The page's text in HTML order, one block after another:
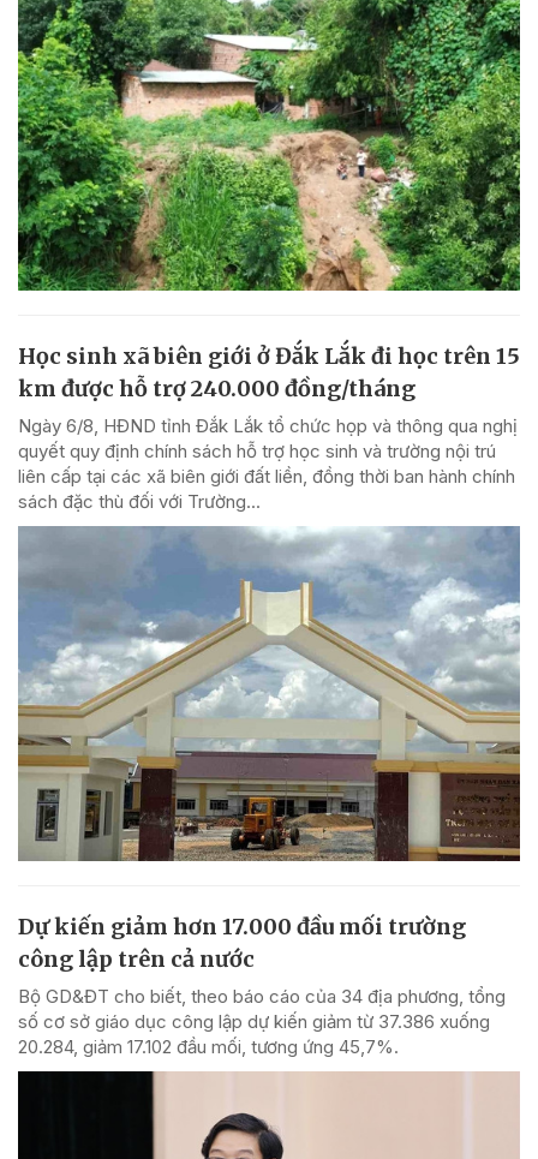
Học sinh xã biên giới ở Đắk Lắk đi học trên 15
km được hỗ trợ 240.000 đồng/tháng
Ngày 6/8, HĐND tỉnh Đắk Lắk tổ chức họp và thông qua nghị
quyết quy định chính sách hỗ trợ học sinh và trường nội trú
liên cấp tại các xã biên giới đất liền, đồng thời ban hành chính
sách đặc thù đối với Trường...
Dự kiến giảm hơn 17.000 đầu mối trường
công lập trên cả nước
Bộ GD&ĐT cho biết, theo báo cáo của 34 địa phương, tổng
số cơ sở giáo dục công lập dự kiến giảm từ 37.386 xuống
20.284, giảm 17.102 đầu mối, tương ứng 45,7%.